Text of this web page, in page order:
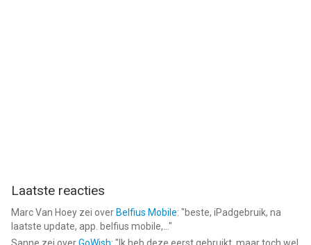
Laatste reacties
Marc Van Hoey zei over Belfius Mobile: "beste, iPadgebruik, na
laatste update, app. belfius mobile,... "